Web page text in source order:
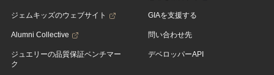
ジェムキッズのウェブサイト
Alumni Collective
ジュエリーの品質保証ベンチマー
ク
GIAを支援する
問い合わせ先
デベロッパーAPI